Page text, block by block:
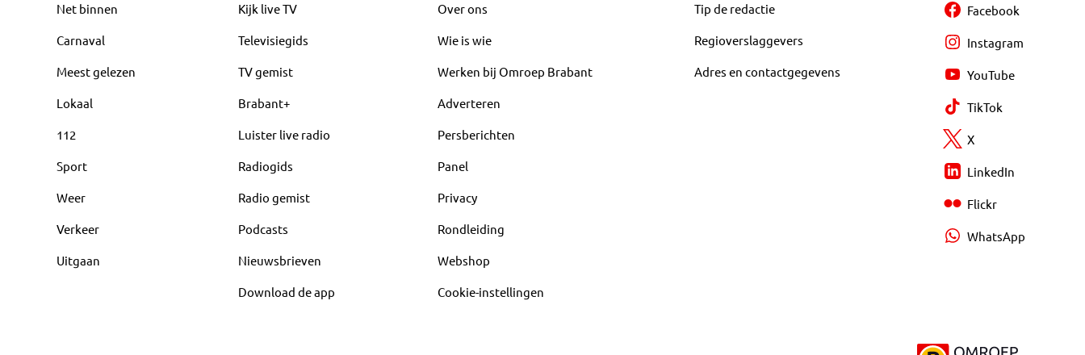
Net binnen
Carnaval
Meest gelezen
Lokaal
112
Sport
Weer
Verkeer
Uitgaan
Kijk live TV
Televisiegids
TV gemist
Brabant+
Luister live radio
Radiogids
Radio gemist
Podcasts
Nieuwsbrieven
Download de app
Over ons
Wie is wie
Werken bij Omroep Brabant
Adverteren
Persberichten
Panel
Privacy
Rondleiding
Webshop
Cookie-instellingen
Tip de redactie
Regioverslaggevers
Adres en contactgegevens
Facebook
Instagram
YouTube
TikTok
X
LinkedIn
Flickr
WhatsApp